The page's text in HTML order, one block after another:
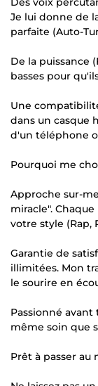
Je lui donne de
parfaite (Auto-
De la puissance
basses pour
Une
dans un casque
d'un téléphone
Pourquoi me
Approche sur-
miracle".
votre style (Rap,
Garantie de
illimitées. Mon
le sourire en
Passionné
même soin que
Prêt à passer au